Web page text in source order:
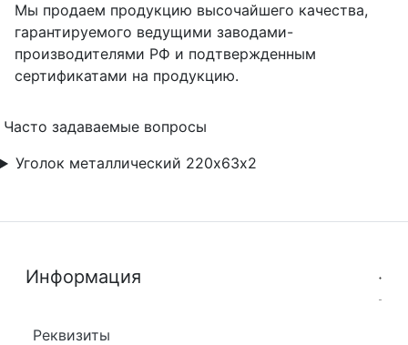
Мы продаем продукцию высочайшего качества,
гарантируемого ведущими заводами-
производителями РФ и подтвержденным
сертификатами на продукцию.
Часто задаваемые вопросы
Уголок металлический 220х63х2
Информация
Реквизиты